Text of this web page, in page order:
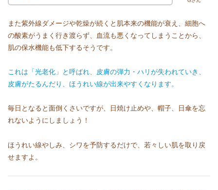
また紫外線ダメージや乾燥が続くと肌本来の機能が衰え、細胞へ
の酸素がうまく行き渡らず、血流も悪くなってしまうことから、
肌の保水機能も低下するそうです。
これは「光老化」と呼ばれ、皮膚の弾力・ハリが失われていき、
皮膚がたるんだり、ほうれい線が出来やすくなります。
毎日となると面倒くさいですが、日焼け止めや、帽子、日傘を忘
れないようにしましょう！
ほうれい線やしみ、シワを予防するだけで、若々しい肌を取り戻
せますよ。